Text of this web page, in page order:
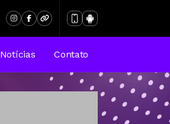
Notícias Contato